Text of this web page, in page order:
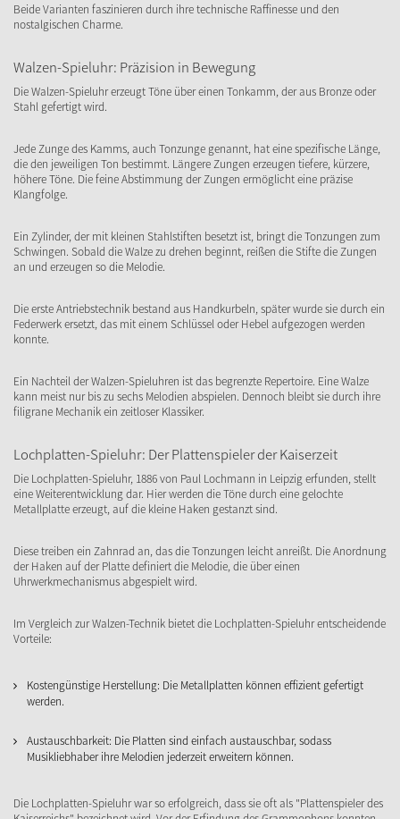
Beide Varianten faszinieren durch ihre technische Raffinesse und den
nostalgischen Charme.
Walzen-Spieluhr: Präzision in Bewegung
Die Walzen-Spieluhr erzeugt Töne über einen Tonkamm, der aus Bronze oder
Stahl gefertigt wird.
Jede Zunge des Kamms, auch Tonzunge genannt, hat eine spezifische Länge,
die den jeweiligen Ton bestimmt. Längere Zungen erzeugen tiefere, kürzere,
höhere Töne. Die feine Abstimmung der Zungen ermöglicht eine präzise
Klangfolge.
Ein Zylinder, der mit kleinen Stahlstiften besetzt ist, bringt die Tonzungen zum
Schwingen. Sobald die Walze zu drehen beginnt, reißen die Stifte die Zungen
an und erzeugen so die Melodie.
Die erste Antriebstechnik bestand aus Handkurbeln, später wurde sie durch ein
Federwerk ersetzt, das mit einem Schlüssel oder Hebel aufgezogen werden
konnte.
Ein Nachteil der Walzen-Spieluhren ist das begrenzte Repertoire. Eine Walze
kann meist nur bis zu sechs Melodien abspielen. Dennoch bleibt sie durch ihre
filigrane Mechanik ein zeitloser Klassiker.
Lochplatten-Spieluhr: Der Plattenspieler der Kaiserzeit
Die Lochplatten-Spieluhr, 1886 von Paul Lochmann in Leipzig erfunden, stellt
eine Weiterentwicklung dar. Hier werden die Töne durch eine gelochte
Metallplatte erzeugt, auf die kleine Haken gestanzt sind.
Diese treiben ein Zahnrad an, das die Tonzungen leicht anreißt. Die Anordnung
der Haken auf der Platte definiert die Melodie, die über einen
Uhrwerkmechanismus abgespielt wird.
Im Vergleich zur Walzen-Technik bietet die Lochplatten-Spieluhr entscheidende
Vorteile:
Kostengünstige Herstellung: Die Metallplatten können effizient gefertigt
werden.
Austauschbarkeit: Die Platten sind einfach austauschbar, sodass
Musikliebhaber ihre Melodien jederzeit erweitern können.
Die Lochplatten-Spieluhr war so erfolgreich, dass sie oft als "Plattenspieler des